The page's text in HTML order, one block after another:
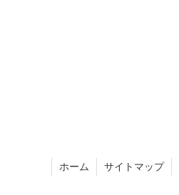
ホーム サイトマップ